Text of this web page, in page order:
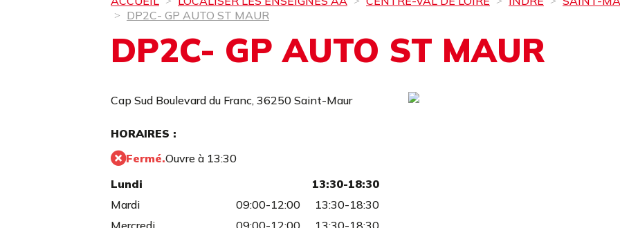
DP2C- GP AUTO ST MAUR
DP2C- GP AUTO ST MAUR
Cap Sud Boulevard du Franc, 36250 Saint-Maur
HORAIRES :
Fermé.Ouvre à 13:30
Lundi
13:30-18:30
Mardi
09:00-12:00
13:30-18:30
Mercredi
09:00-12:00
13:30-18:30